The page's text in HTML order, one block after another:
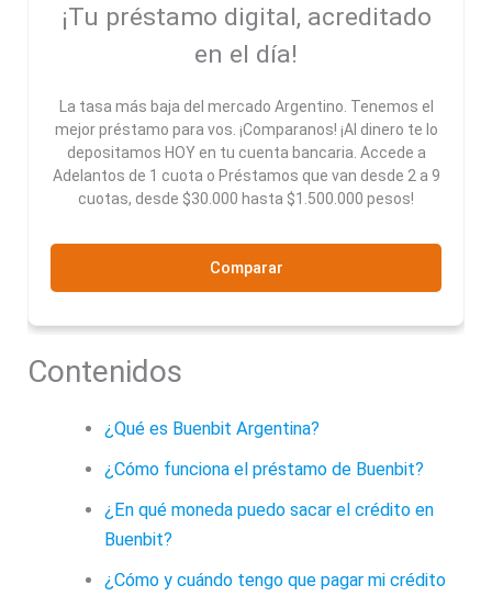
¡Tu préstamo digital, acreditado
en el día!
La tasa más baja del mercado Argentino. Tenemos el
mejor préstamo para vos. ¡Comparanos! ¡Al dinero te lo
depositamos HOY en tu cuenta bancaria. Accede a
Adelantos de 1 cuota o Préstamos que van desde 2 a 9
cuotas, desde $30.000 hasta $1.500.000 pesos!
Comparar
Contenidos
¿Qué es Buenbit Argentina?
¿Cómo funciona el préstamo de Buenbit?
¿En qué moneda puedo sacar el crédito en
Buenbit?
¿Cómo y cuándo tengo que pagar mi crédito